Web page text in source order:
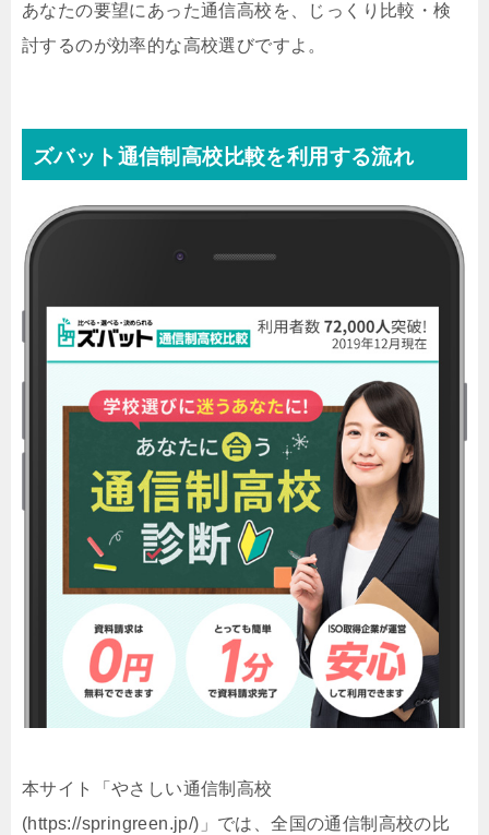
あなたの要望にあった通信高校を、じっくり比較・検
討するのが効率的な高校選びですよ。
ズバット通信制高校比較を利用する流れ
本サイト「やさしい通信制高校
(https://springreen.jp/)」では、全国の通信制高校の比